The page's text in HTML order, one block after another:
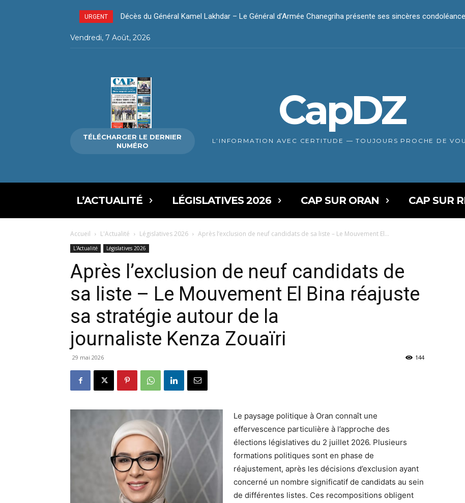
URGENT Décès du Général Kamel Lakhdar – Le Général d’Armée Chanegriha présente ses sincères
Vendredi, 7 Août, 2026
TÉLÉCHARGER LE DERNIER
NUMÉRO
CapDZ
L’INFORMATION AVEC CERTITUDE — TOUJOURS PROCHE DE
L’ACTUALITÉ LÉGISLATIVES 2026 CAP SUR ORAN CAP SUR
Accueil L'Actualité Législatives 2026 Après l’exclusion de neuf candidats de sa liste – Le Mouvement El...
L'Actualité Législatives 2026
Après l’exclusion de neuf candidats de
sa liste – Le Mouvement El Bina réajuste
sa stratégie autour de la
journaliste Kenza Zouaïri
29 mai 2026 144
Le paysage politique à Oran connaît une
effervescence particulière à l’approche des
élections législatives du 2 juillet 2026. Plusieurs
formations politiques sont en phase de
réajustement, après les décisions d’exclusion ayant
concerné un nombre significatif de candidats au sein
de différentes listes. Ces recompositions obligent